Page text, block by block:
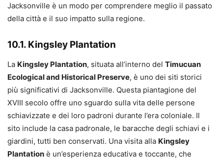
Jacksonville è un modo per comprendere meglio il passato
della città e il suo impatto sulla regione.
10.1. Kingsley Plantation
La Kingsley Plantation, situata all’interno del Timucuan
Ecological and Historical Preserve, è uno dei siti storici
più significativi di Jacksonville. Questa piantagione del
XVIII secolo offre uno sguardo sulla vita delle persone
schiavizzate e dei loro padroni durante l’era coloniale. Il
sito include la casa padronale, le baracche degli schiavi e i
giardini, tutti ben conservati. Una visita alla Kingsley
Plantation è un’esperienza educativa e toccante, che